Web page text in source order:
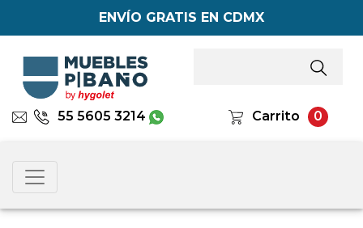
ENVÍO GRATIS EN CDMX
55 5605 3214 Carrito 0